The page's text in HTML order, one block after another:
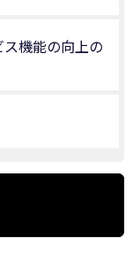
機能の向上の